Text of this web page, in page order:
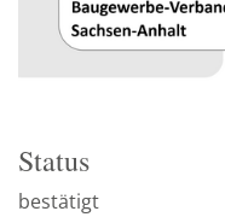
Status
bestätigt